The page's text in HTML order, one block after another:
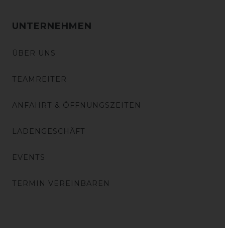
UNTERNEHMEN
ÜBER UNS
TEAMREITER
ANFAHRT & ÖFFNUNGSZEITEN
LADENGESCHÄFT
EVENTS
TERMIN VEREINBAREN